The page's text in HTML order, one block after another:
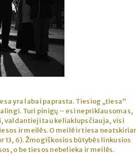
yra labai paprasta. Tiesiog „tiesa“
Turi pinigų – esi nepriklausomas,
valdantieji tau keliaklupsčiauja, visi
ir meilės. O meilė ir tiesa
6). Žmogiškosios būtybės linkusios
o be tiesos nebelieka ir meilės.